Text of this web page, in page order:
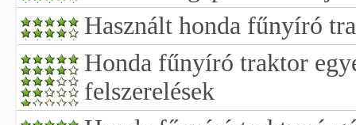
Használt honda fűnyíró
Honda fűnyíró traktor
felszerelések